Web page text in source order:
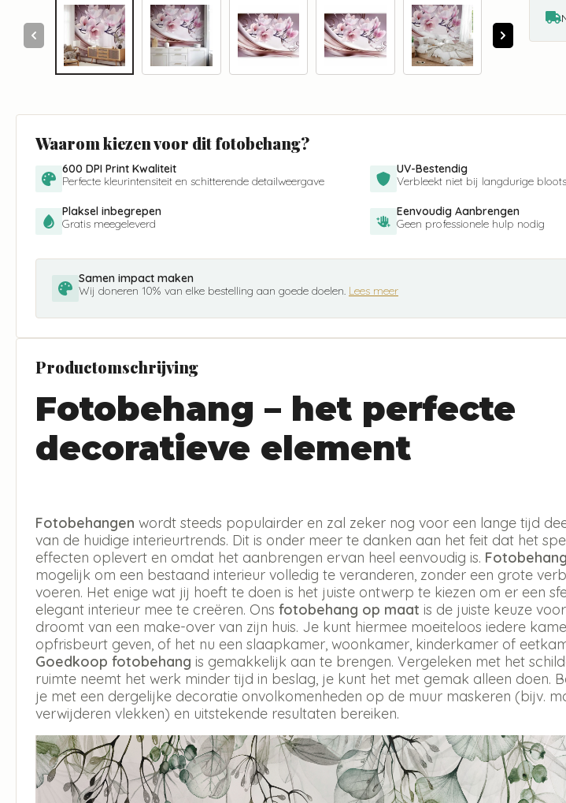
Waarom kiezen voor dit fotobehang?
600 DPI Print Kwaliteit
Perfecte kleurintensiteit en schitterende detailweergave
UV-Bestendig
Verbleekt niet bij langdurige
Plaksel inbegrepen
Gratis meegeleverd
Eenvoudig Aanbrengen
Geen professionele hulp nodig
Samen impact maken
Wij doneren 10% van elke bestelling aan goede doelen. Lees meer
Productomschrijving
Fotobehang – het perfecte
decoratieve element
Fotobehangen wordt steeds populairder en zal zeker nog voor een lange tijd
van de huidige interieurtrends. Dit is onder meer te danken aan het feit dat het
effecten oplevert en omdat het aanbrengen ervan heel eenvoudig is. Fotobehang
mogelijk om een bestaand interieur volledig te veranderen, zonder een grote
voeren. Het enige wat jij hoeft te doen is het juiste ontwerp te kiezen om er een
elegant interieur mee te creëren. Ons fotobehang op maat is de juiste keuze
droomt van een make-over van zijn huis. Je kunt hiermee moeiteloos iedere
opfrisbeurt geven, of het nu een slaapkamer, woonkamer, kinderkamer of
Goedkoop fotobehang is gemakkelijk aan te brengen. Vergeleken met het
ruimte neemt het werk minder tijd in beslag, je kunt het met gemak alleen doen.
je met een dergelijke decoratie onvolkomenheden op de muur maskeren (bijv.
verwijderen vlekken) en uitstekende resultaten bereiken.